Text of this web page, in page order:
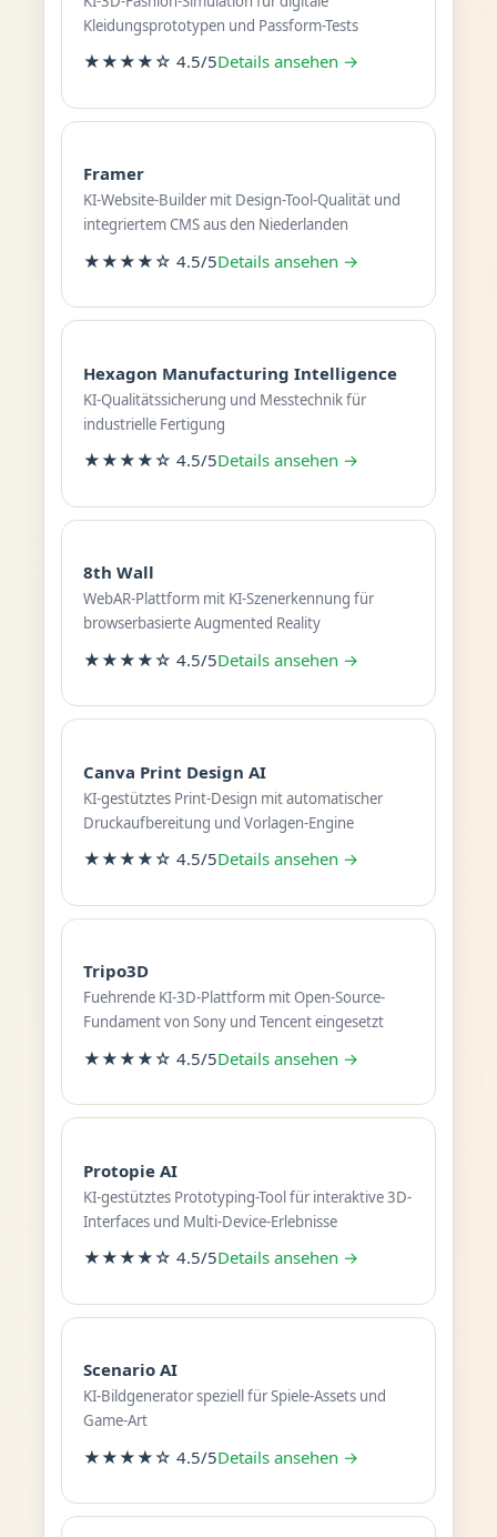
Kleidungsprototypen und Passform-Tests
★★★★☆ 4.5/5Details ansehen →
Framer
KI-Website-Builder mit Design-Tool-Qualität und
integriertem CMS aus den Niederlanden
★★★★☆ 4.5/5Details ansehen →
Hexagon Manufacturing Intelligence
KI-Qualitätssicherung und Messtechnik für
industrielle Fertigung
★★★★☆ 4.5/5Details ansehen →
8th Wall
WebAR-Plattform mit KI-Szenerkennung für
browserbasierte Augmented Reality
★★★★☆ 4.5/5Details ansehen →
Canva Print Design AI
KI-gestütztes Print-Design mit automatischer
Druckaufbereitung und Vorlagen-Engine
★★★★☆ 4.5/5Details ansehen →
Tripo3D
Fuehrende KI-3D-Plattform mit Open-Source-
Fundament von Sony und Tencent eingesetzt
★★★★☆ 4.5/5Details ansehen →
Protopie AI
KI-gestütztes Prototyping-Tool für interaktive 3D-
Interfaces und Multi-Device-Erlebnisse
★★★★☆ 4.5/5Details ansehen →
Scenario AI
KI-Bildgenerator speziell für Spiele-Assets und
Game-Art
★★★★☆ 4.5/5Details ansehen →